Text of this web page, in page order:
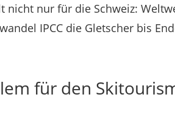
nicht nur für die Schweiz:
IPCC die Gletscher bis
für den